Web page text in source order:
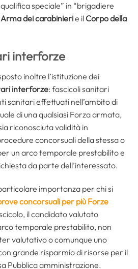
speciale” in “brigadiere
Arma dei carabinierie il Corpo della
interforze
inoltre l’istituzione dei
interforze: fascicoli sanitari
sanitari effettuati nell’ambito di
di una qualsiasi Forza armata,
riconosciuta validità in
concorsuali della stessa o
un arco temporale prestabilito e
da parte dell’interessato.
importanza per chi si
concorsuali per più Forze
il candidato valutato
temporale prestabilito, non
valutativo o comunque uno
grande risparmio di risorse per il
Pubblica amministrazione.